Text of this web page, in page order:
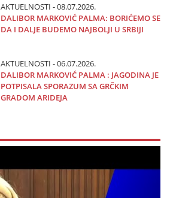
AKTUELNOSTI - 08.07.2026.
DALIBOR MARKOVIĆ PALMA: BORIĆEMO SE
DA I DALJE BUDEMO NAJBOLJI U SRBIJI
AKTUELNOSTI - 06.07.2026.
DALIBOR MARKOVIĆ PALMA : JAGODINA JE
POTPISALA SPORAZUM SA GRČKIM
GRADOM ARIDEJA